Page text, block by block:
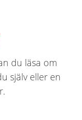
du läsa om
själv eller en